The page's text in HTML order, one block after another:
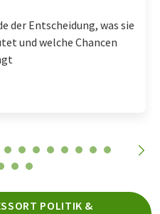
der Entscheidung, was sie
und welche Chancen
POLITIK &